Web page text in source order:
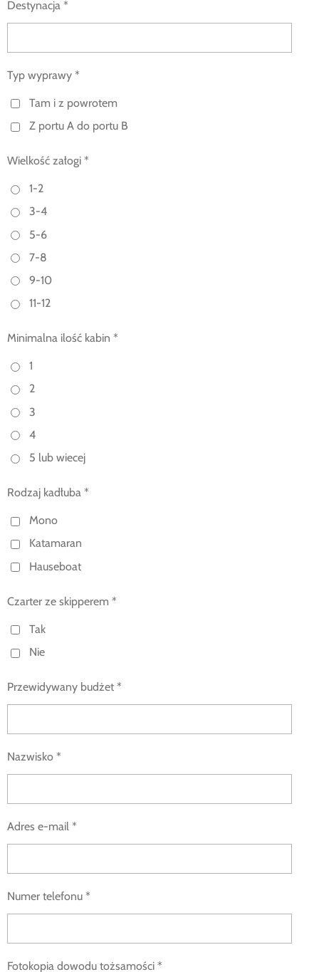
Destynacja *
Typ wyprawy *
Tam i z powrotem
Z portu A do portu B
Wielkość załogi *
1-2
3-4
5-6
7-8
9-10
11-12
Minimalna ilość kabin *
1
2
3
4
5 lub wiecej
Rodzaj kadłuba *
Mono
Katamaran
Hauseboat
Czarter ze skipperem *
Tak
Nie
Przewidywany budżet *
Nazwisko *
Adres e-mail *
Numer telefonu *
Fotokopia dowodu tożsamości *